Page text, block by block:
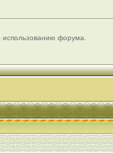
форума.